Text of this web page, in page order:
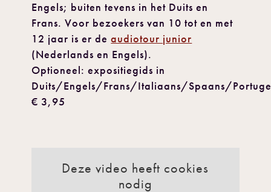
Engels; buiten tevens in het Duits en
Frans. Voor bezoekers van 10 tot en met
12 jaar is er deaudiotour junior
(Nederlands en Engels).
Optioneel: expositiegids in
Duits/Engels/Frans/Italiaans/Spaans/
€ 3,95
Deze video heeft cookies
nodig